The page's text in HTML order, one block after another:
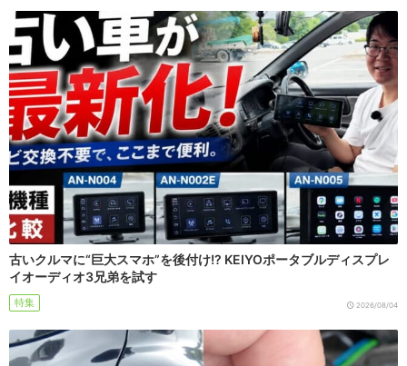
古いクルマに“巨大スマホ”を後付け!? KEIYOポータブルディスプレ
イオーディオ3兄弟を試す
特集 2026/08/04